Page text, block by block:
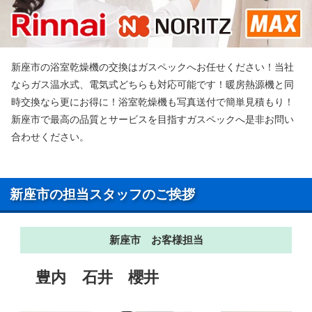
新座市の浴室乾燥機の交換はガスペックへお任せください！当社
ならガス温水式、電気式どちらも対応可能です！暖房熱源機と同
時交換なら更にお得に！浴室乾燥機も写真送付で簡単見積もり！
新座市で最高の品質とサービスを目指すガスペックへ是非お問い
合わせください。
新座市の担当スタッフのご挨拶
新座市 お客様担当
豊内 石井 櫻井